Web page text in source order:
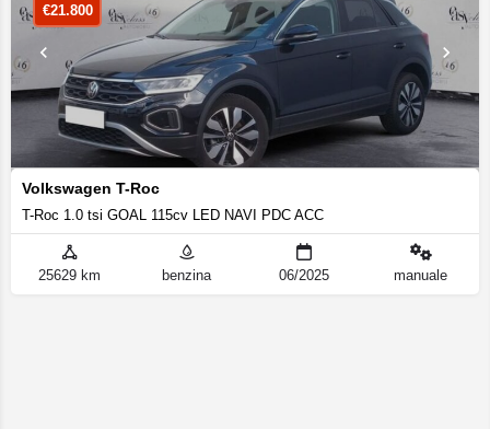
Volkswagen T-Roc
T-Roc 1.0 tsi GOAL 115cv LED NAVI PDC ACC
€21.800
25629 km benzina 06/2025 manuale